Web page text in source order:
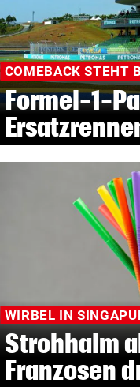
COMEBACK STEHT
Formel-1-
WIRBEL IN
Strohhalm
Franzosen